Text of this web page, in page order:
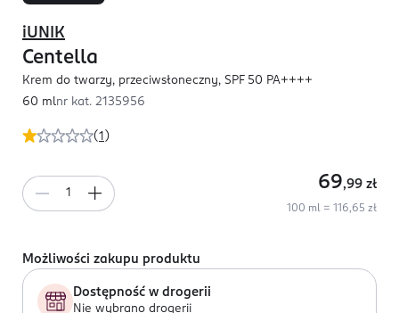
(1 )
iUNIK
Centella
Krem do twarzy, przeciwsłoneczny, SPF 50 PA++++
60 mlnr kat. 2135956
69,99 zł
100 ml = 116,65 zł
Możliwości zakupu produktu
Dostępność w drogerii
Nie wybrano drogerii